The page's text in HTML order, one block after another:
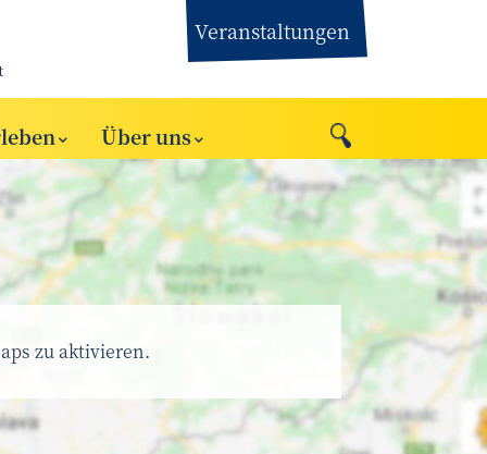
Veranstaltungen
Über uns
zu aktivieren.